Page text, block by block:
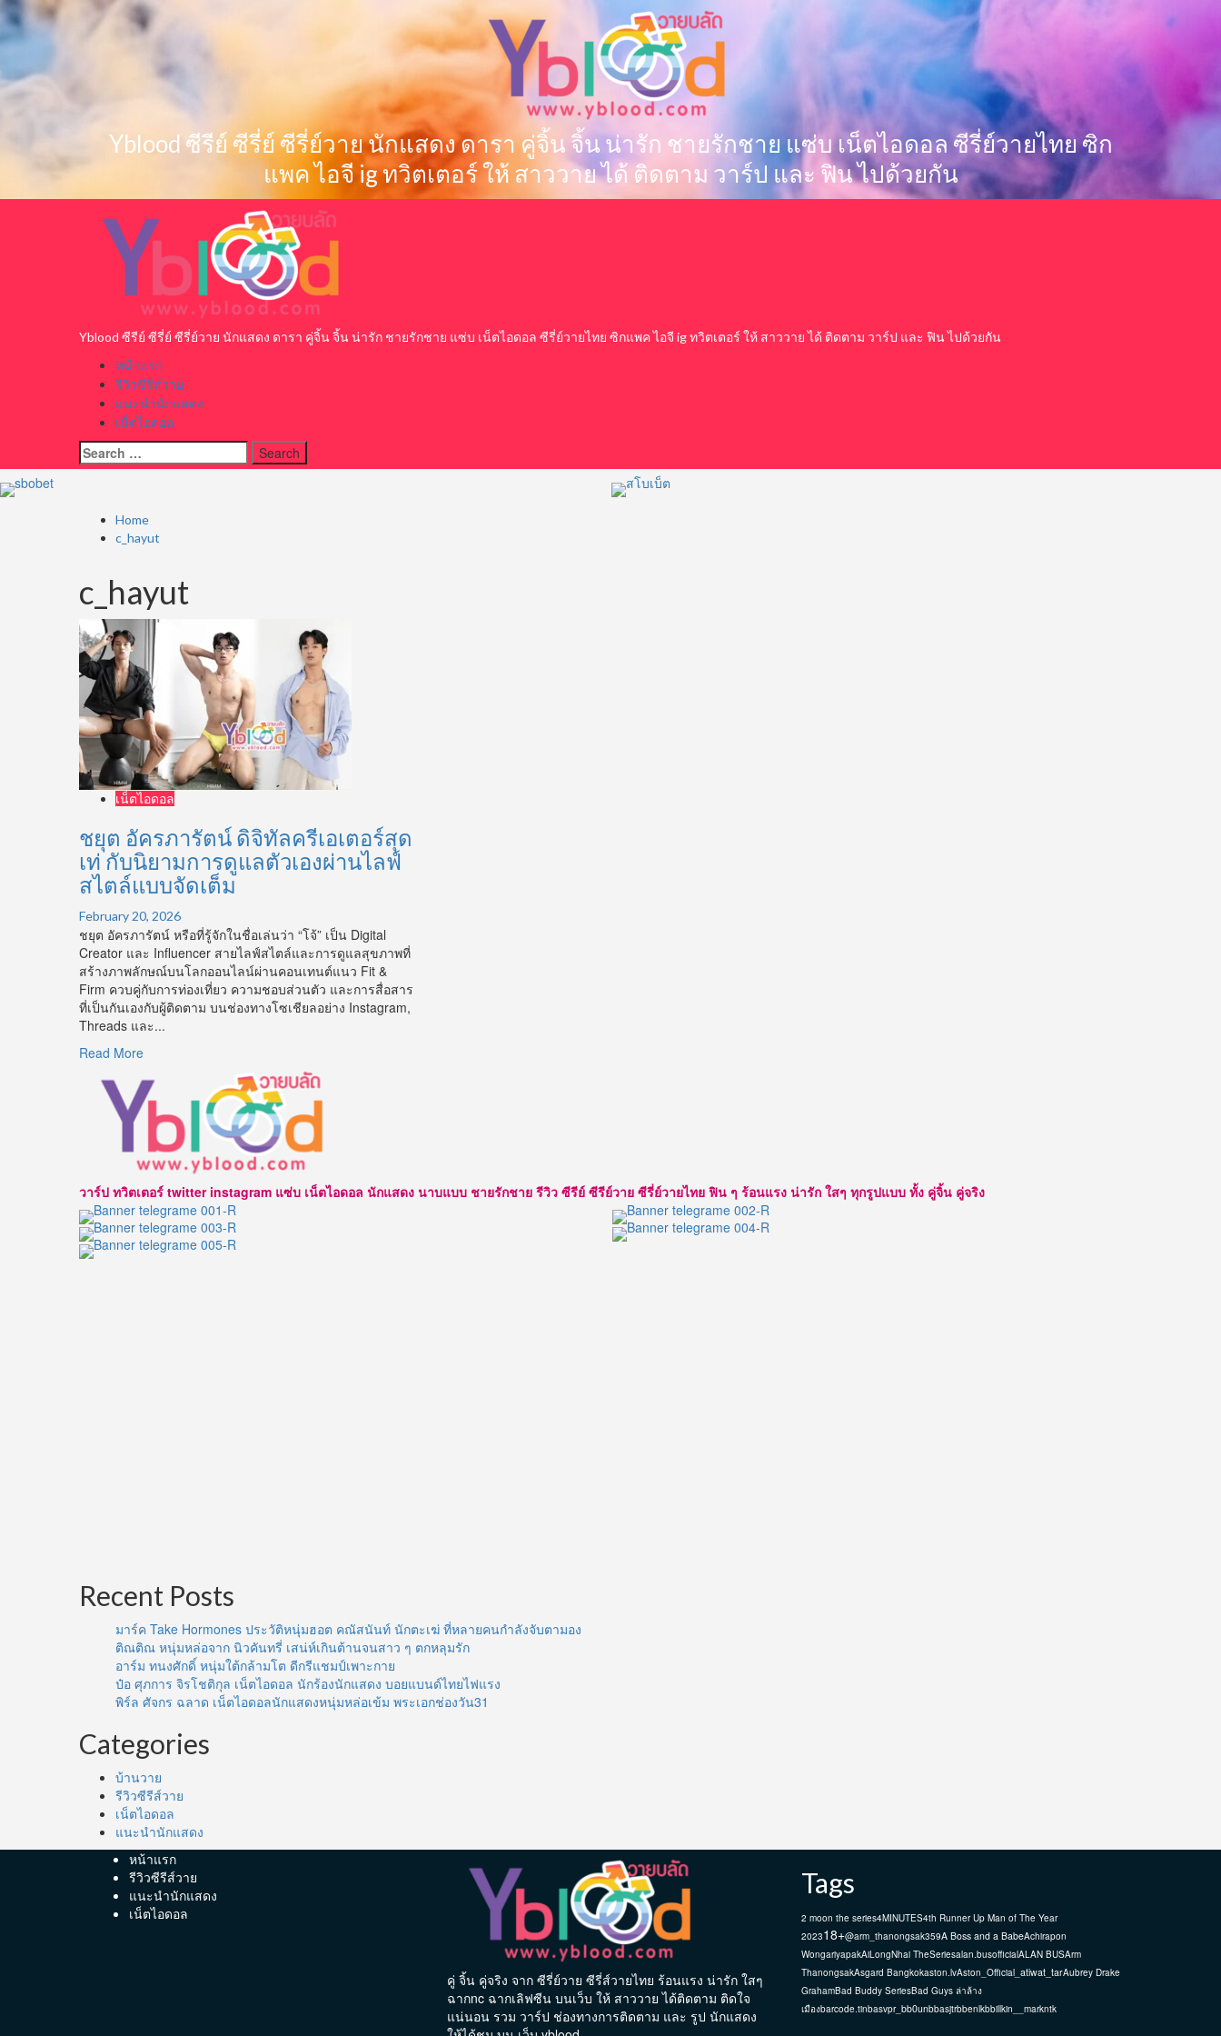
Skip
to
content
Yblood ซีรีย์ ซีรี่ย์ ซีรี่ย์วาย นักแสดง ดารา คู่จิ้น จิ้น น่ารัก ชายรักชาย แซ่บ เน็ตไอดอล ซีรี่ย์วายไทย ซิก
แพค ไอจี ig ทวิตเตอร์ ให้ สาววาย ได้ ติดตาม วาร์ป และ ฟิน ไปด้วยกัน
Menu
Yblood ซีรีย์ ซีรี่ย์ ซีรี่ย์วาย นักแสดง ดารา คู่จิ้น จิ้น น่ารัก ชายรักชาย แซ่บ เน็ตไอดอล ซีรี่ย์วายไทย ซิกแพค ไอจี ig ทวิตเตอร์ ให้ สาววาย ได้ ติดตาม วาร์ป และ ฟิน ไปด้วยกัน
หน้าแรก
รีวิวซีรีส์วาย
แนะนำนักแสดง
เน็ตไอดอล
Search
for:
Home
c_hayut
c_hayut
เน็ตไอดอล
ชยุต อัครภารัตน์ ดิจิทัลครีเอเตอร์สุด
เท่ กับนิยามการดูแลตัวเองผ่านไลฟ์
สไตล์แบบจัดเต็ม
February 20, 2026
ชยุต อัครภารัตน์ หรือที่รู้จักในชื่อเล่นว่า “โจ้” เป็น Digital
Creator และ Influencer สายไลฟ์สไตล์และการดูแลสุขภาพที่
สร้างภาพลักษณ์บนโลกออนไลน์ผ่านคอนเทนต์แนว Fit &
Firm ควบคู่กับการท่องเที่ยว ความชอบส่วนตัว และการสื่อสาร
ที่เป็นกันเองกับผู้ติดตาม บนช่องทางโซเชียลอย่าง Instagram,
Threads และ...
Read MoreRead
about
ชยุต
อัคร
ภา
รัตน์
ค
รี
เอ
เตอร์
วาร์ป ทวิตเตอร์ twitter instagram แซ่บ เน็ตไอดอล นักแสดง นาบแบบ ชายรักชาย รีวิว ซีรีย์ ซีรีย์วาย ซีรี่ย์วายไทย ฟิน ๆ ร้อนแรง น่ารัก ใสๆ ทุกรูปแบบ ทั้ง คู่จิ้น คู่จริง
Recent Posts
มาร์ค Take Hormones ประวัติหนุ่มฮอต คณัสนันท์ นักตะเฆ่ ที่หลายคนกำลังจับตามอง
ติณติณ หนุ่มหล่อจาก นิวคันทรี่ เสน่ห์เกินต้านจนสาว ๆ ตกหลุมรัก
อาร์ม ทนงศักดิ์ หนุ่มใต้กล้ามโต ดีกรีแชมป์เพาะกาย
ป๋อ ศุภการ จิรโชติกุล เน็ตไอดอล นักร้องนักแสดง บอยแบนด์ไทยไฟแรง
พิร์ล ศัจกร ฉลาด เน็ตไอดอลนักแสดงหนุ่มหล่อเข้ม พระเอกช่องวัน31
Categories
บ้านวาย
รีวิวซีรีส์วาย
เน็ตไอดอล
แนะนำนักแสดง
หน้าแรก
รีวิวซีรีส์วาย
แนะนำนักแสดง
เน็ตไอดอล
คู่ จิ้น คู่จริง จาก ซีรี่ย์วาย ซีรี่ส์วายไทย ร้อนแรง น่ารัก ใสๆ
ฉากnc ฉากเลิฟซีน บนเว็บ ให้ สาววาย ได้ติดตาม ติดใจ
แน่นอน รวม วาร์ป ช่องทางการติดตาม และ รูป นักแสดง
Tags
2 moon the series4MINUTES4th Runner Up Man of The Year
202318+@arm_thanongsak359A Boss and a BabeAchirapon
WongariyapakAiLongNhai TheSeriesalan.busofficialALAN BUSArm
ThanongsakAsgard Bangkokaston.lvAston_Official_ atiwat_tarAubrey Drake
GrahamBad Buddy SeriesBad Guys ล่าล้าง
เมืองbarcode.tinbasvpr_ bb0unbbasjtrbbenlkbbillkin __markntk